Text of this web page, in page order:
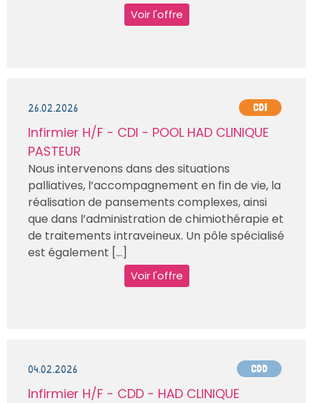
Voir l'offre
26.02.2026 CDI
Infirmier H/F - CDI - POOL HAD CLINIQUE
PASTEUR
Nous intervenons dans des situations
palliatives, l’accompagnement en fin de vie, la
réalisation de pansements complexes, ainsi
que dans l’administration de chimiothérapie et
de traitements intraveineux. Un pôle spécialisé
est également [...]
Voir l'offre
04.02.2026 CDD
Infirmier H/F - CDD - HAD CLINIQUE